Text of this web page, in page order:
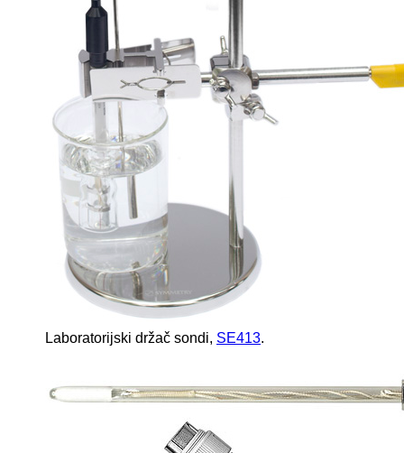
Laboratorijski držač sondi, SE413.